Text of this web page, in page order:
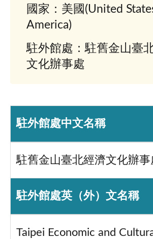
國家：美國(United
America)
駐外館處：駐舊金山臺
文化辦事處
駐外館處中文名稱
駐舊金山臺北經濟文化辦事
駐外館處英（外）文名稱
Taipei Economic and